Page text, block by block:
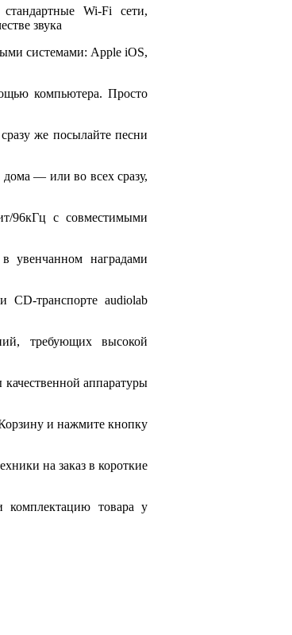
Wi-Fi сети,
звука
системами: Apple iOS,
компьютера. Просто
же посылайте песни
— или во всех сразу,
96кГц с совместимыми
наградами
транспорте audiolab
требующих высокой
аппаратуры
и нажмите кнопку
на заказ в короткие
комплектацию товара у